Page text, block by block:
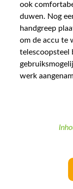
ook
duwen. Nog
handgreep
om de accu te
telescoopsteel
werk